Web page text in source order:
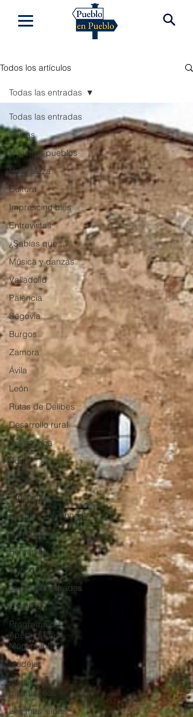
Todos los artículos
Todas las entradas
Ruinas
Nuestros pueblos
Naturaleza
Cultura
Imprescindibles
Entrevistas
¿Sabías que...?
Música y danzas
Valladolid
Palencia
Segovia
Burgos
Zamora
Ávila
León
Rutas de Delibes
Desarrollo rural
Salamanca
Soria
Rutas
Turismo rural
Pueblos con encanto
Gastronomía
Románico
Gótico
Joyas inesperadas
Castillos
Programa de
Apertura de
Monumentos
Mudéjar
Iglesias y
monasterios
Los más leídos
Todas las entradas